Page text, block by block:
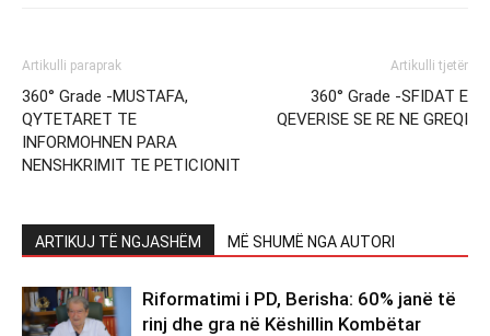
Artikulli paraprak
360° Grade -MUSTAFA,
QYTETARET TE
INFORMOHNEN PARA
NENSHKRIMIT TE PETICIONIT
Artikulli tjetër
360° Grade -SFIDAT E
QEVERISE SE RE NE GREQI
ARTIKUJ TË NGJASHËM MË SHUMË NGA AUTORI
Riformatimi i PD, Berisha: 60% janë të
rinj dhe gra në Këshillin Kombëtar